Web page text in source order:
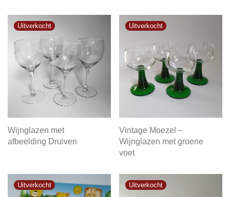
Wijnglazen met
afbeelding Druiven
Vintage Moezel –
Wijnglazen met groene
voet